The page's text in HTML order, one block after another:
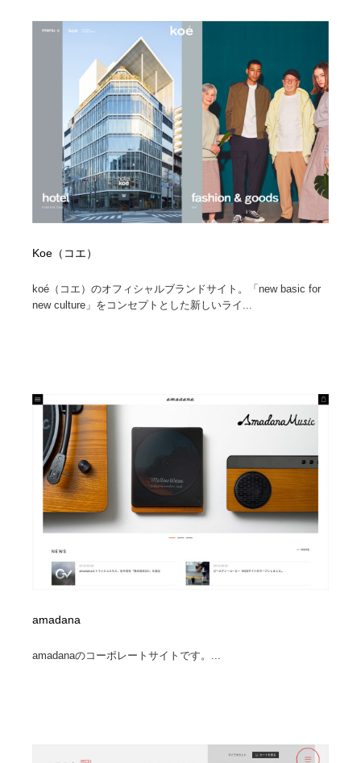
Koe（コエ）
koé（コエ）のオフィシャルブランドサイト。「new basic for
new culture」をコンセプトとした新しいライ...
amadana
amadanaのコーポレートサイトです。...